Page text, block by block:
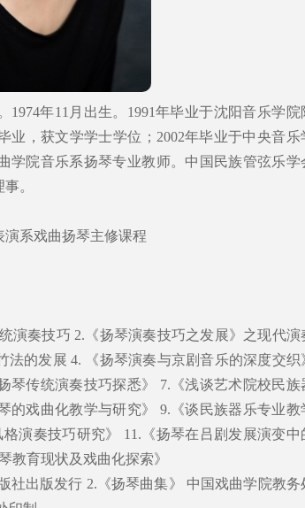
年11月出生。1991年毕业于沈阳音乐学院
业，获文学学士学位；2002年毕业于中央音乐
学院音乐系扬琴专业教师。中国民族管弦乐学
。
系戏曲扬琴主修课程
演奏技巧 2.《扬琴演奏技巧之发展》之现代演
的发展 4. 《扬琴演奏与京剧音乐的深度交织
琴传统演奏技巧探悉》 7.《浅谈艺术院校民族
的戏曲化教学与研究》 9.《谈民族器乐专业教
演奏技巧研究》 11.《扬琴在吕剧发展演变中
教育现状及戏曲化探索》
社出版发行 2.《扬琴曲集》 中国戏曲学院教务